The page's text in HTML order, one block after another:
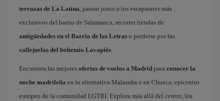
terrazas de La Latina, pasear junto a los escaparates más
exclusivos del barrio de Salamanca, recorrer tiendas de
antigüedades en el Barrio de las Letras o perderse por las
callejuelas del bohemio Lavapiés.
Encuentra las mejores ofertas de vuelos a Madrid para conocer la
noche madrileña en la alternativa Malasaña o en Chueca, epicentro
europeo de la comunidad LGTBI. Explora más allá del centro, los